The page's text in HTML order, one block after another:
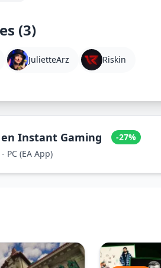
(3)
JulietteArz Riskin
Instant Gaming
-27%
PC (EA App)